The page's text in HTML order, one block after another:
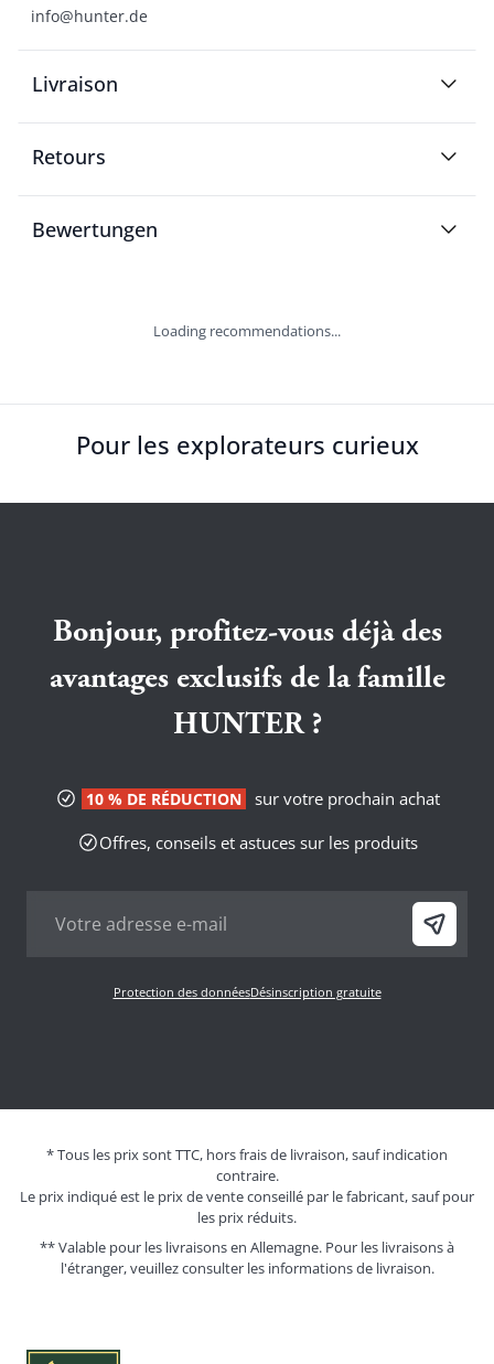
info@hunter.de
Livraison
Retours
Bewertungen
Loading recommendations...
Pour les explorateurs curieux
Bonjour, profitez-vous déjà des
avantages exclusifs de la famille
HUNTER ?
10 % DE RÉDUCTION
sur votre prochain achat
Offres, conseils et astuces sur les produits
Protection des donnéesDésinscription gratuite
* Tous les prix sont TTC, hors frais de livraison, sauf indication
contraire.
Le prix indiqué est le prix de vente conseillé par le fabricant, sauf pour
les prix réduits.
** Valable pour les livraisons en Allemagne. Pour les livraisons à
l'étranger, veuillez consulter les informations de livraison.